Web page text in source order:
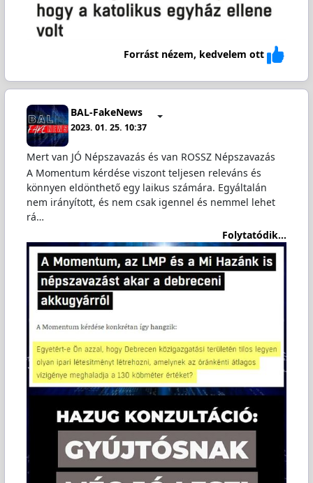
Forrást nézem, kedvelem ott
BAL-FakeNews
2023. 01. 25. 10:37
Mert van JÓ Népszavazás és van ROSSZ Népszavazás
A Momentum kérdése viszont teljesen releváns és
könnyen eldönthető egy laikus számára. Egyáltalán
nem irányított, és nem csak igennel és nemmel lehet
rá…
Folytatódik...